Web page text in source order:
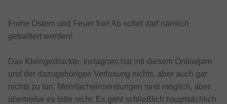
Frohe Ostern und Feuer frei! Ab sofort darf nämlich
geballtert werden!
Das Kleingedruckte: Instagram hat mit diesem Onlinejam
und der dazugehörigen Verlosung nichts, aber auch gar
nichts zu tun. Mehrfacheinsendungen sind möglich, aber
übertreibe es bitte nicht. Es geht schließlich hauptsächlich